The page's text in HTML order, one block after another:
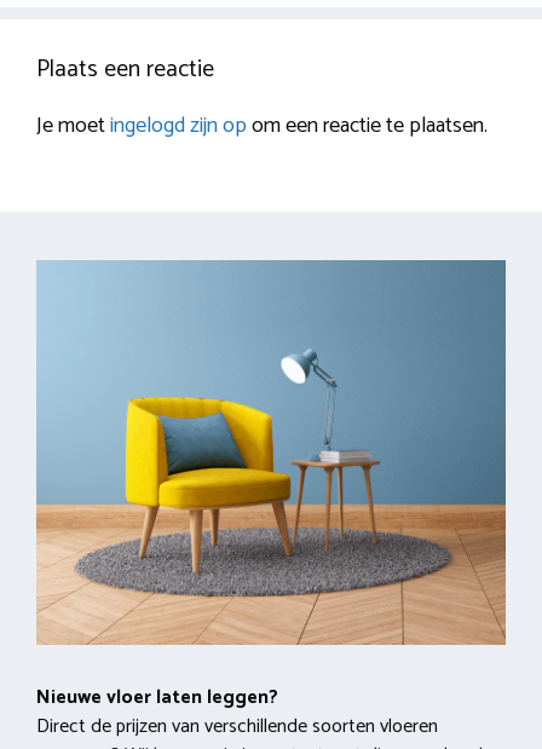
Plaats een reactie
Je moetingelogd zijn opom een reactie te plaatsen.
Nieuwe vloer laten leggen?
Direct de prijzen van verschillende soorten vloeren